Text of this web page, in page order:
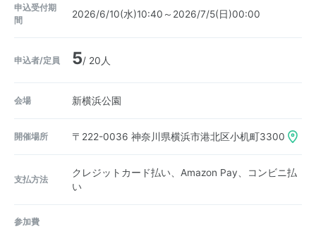
申込受付期
間
2026/6/10(水)10:40～2026/7/5(日)00:00
申込者/定員 5/ 20人
会場 新横浜公園
開催場所 〒222-0036 神奈川県横浜市港北区小机町3300
支払方法
クレジットカード払い、Amazon Pay、コンビニ払
い
参加費